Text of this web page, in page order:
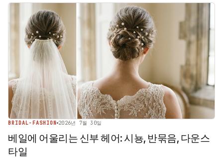
BRIDAL-FASHION 2026년 7월 30일
베일에 어울리는 신부 헤어: 시뇽, 반묶음, 다운스
타일